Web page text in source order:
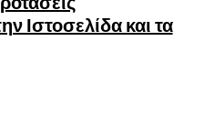
Ιστοσελίδα και τα